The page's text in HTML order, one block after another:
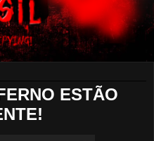
ESTÃO